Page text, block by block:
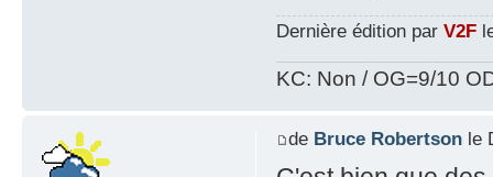
Dernière édition par V2F
KC: Non / OG=9/10
de Bruce Robertsonle